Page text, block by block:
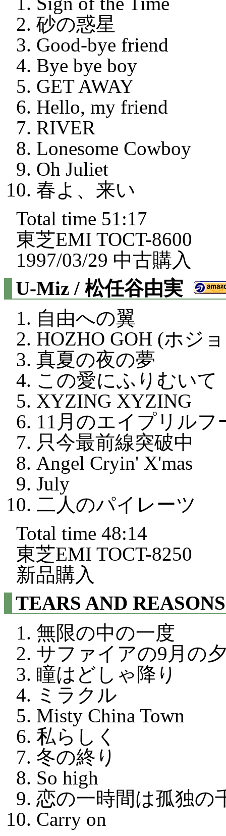
砂の惑星
Good-bye friend
Bye bye boy
GET AWAY
Hello, my friend
RIVER
Lonesome Cowboy
Oh Juliet
春よ、来い
Total time 51:17
東芝EMI TOCT-8600
1997/03/29 中古購入
U-Miz / 松任谷由実
自由への翼
HOZHO GOH (ホジ
真夏の夜の夢
この愛にふりむいて
XYZING XYZING
11月のエイプリルフ
只今最前線突破中
Angel Cryin' X'mas
July
二人のパイレーツ
Total time 48:14
東芝EMI TOCT-8250
新品購入
TEARS AND
無限の中の一度
サファイアの9月の
瞳はどしゃ降り
ミラクル
Misty China Town
私らしく
冬の終り
So high
恋の一時間は孤独の
Carry on